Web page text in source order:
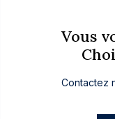
Vous
Contactez